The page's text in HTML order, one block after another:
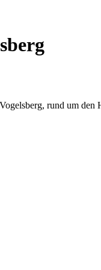
rund um den